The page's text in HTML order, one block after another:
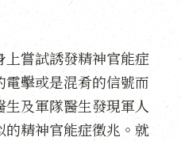
嘗試誘發精神官能症
擊或是混肴的信號而
及軍隊醫生發現軍人
精神官能症徵兆。就